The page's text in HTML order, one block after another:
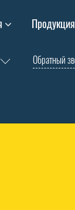
Продукция
Обратный